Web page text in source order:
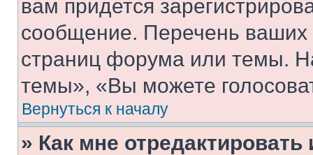
вам придется
сообщение. Перечень ваших
страниц форума или темы.
темы», «Вы можете
Вернуться к началу
» Как мне